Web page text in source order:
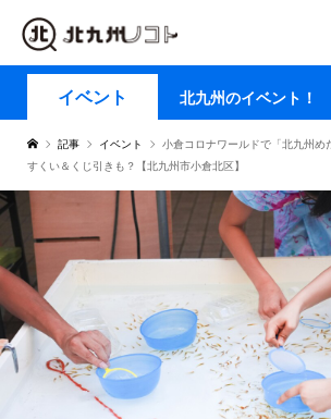
イベント 北九州のイベント！
記事 イベント
小倉コロナワールドで「北九州
すくい＆くじ引きも？【北九州市小倉北区】